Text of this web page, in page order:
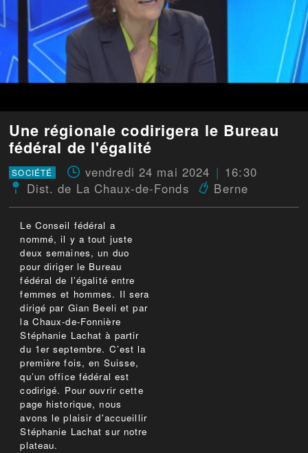
Une régionale codirigera le Bureau
fédéral de l'égalité
SOCIÉTÉ vendredi 24 mai 2024
16:30
Dist. de La Chaux-de-Fonds
Berne
Le Conseil fédéral a
nommé, il y a tout juste
deux semaines, un duo
pour diriger le Bureau
fédéral de l’égalité entre
femmes et hommes. Il sera
dirigé par Gian Beeli et par
la Chaux-de-Fonnière
Stéphanie Lachat à partir
du 1er septembre. C’est la
première fois, en Suisse,
qu’un office fédéral est
codirigé. Pour ouvrir cette
page historique, nous
avons le plaisir d'accueillir
Stéphanie Lachat sur notre
plateau.